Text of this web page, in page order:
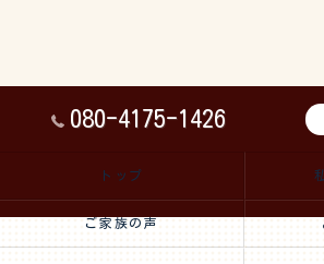
080-4175-1426
トップ
ご家族の声